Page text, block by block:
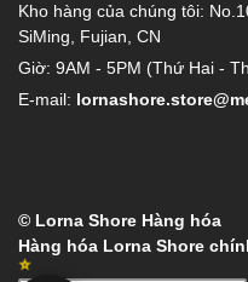
Kho hàng của chúng tôi:
SiMing, Fujian, CN
Giờ: 9AM - 5PM (Thứ Hai -
E-mail:
© Lorna Shore Hàng hóa
Hàng hóa Lorna Shore